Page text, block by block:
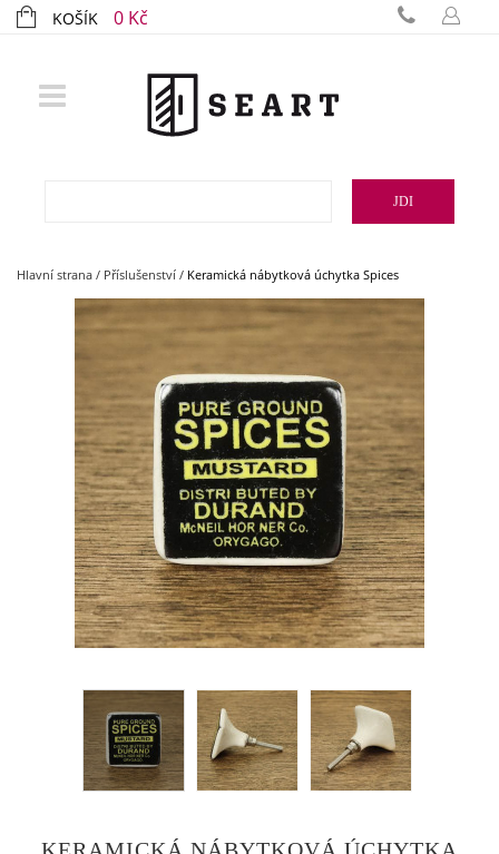
KOŠÍK 0 Kč
JDI
Hlavní strana / Příslušenství / Keramická nábytková úchytka Spices
KERAMICKÁ NÁBYTKOVÁ ÚCHYTKA